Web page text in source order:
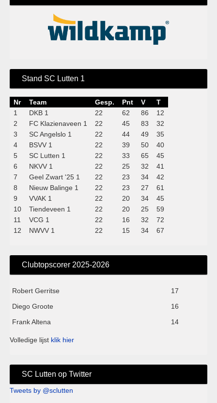
Stand SC Lutten 1
Nr Team Gesp. Pnt V
T
1
DKB 1 22 62 86
12
2
FC Klazienaveen 1 22 45 83
32
3
SC Angelslo 1 22 44 49
35
4
BSVV 1 22 39 50
40
5
SC Lutten 1 22 33 65
45
6
NKVV 1 22 25 32
41
7
Geel Zwart '25 1 22 23 34
42
8
Nieuw Balinge 1 22 23 27
61
9
VVAK 1 22 20 34
45
10
Tiendeveen 1 22 20 25
59
11
VCG 1 22 16 32
72
12
NWVV 1 22 15 34 67
Clubtopscorer 2025-2026
Robert Gerritse
17
Diego Groote
16
Frank Altena
14
Volledige lijst klik hier
SC Lutten op Twitter
Tweets by @sclutten